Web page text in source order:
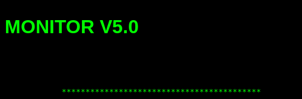
MONITOR V5.0
            ******************************************